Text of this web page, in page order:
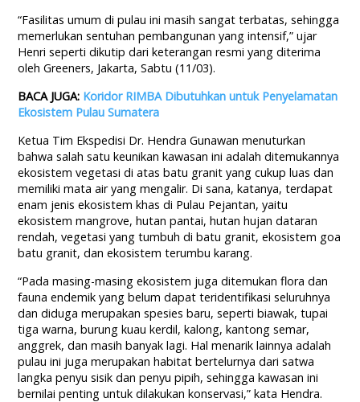
“Fasilitas umum di pulau ini masih sangat terbatas, sehingga
memerlukan sentuhan pembangunan yang intensif,” ujar
Henri seperti dikutip dari keterangan resmi yang diterima
oleh Greeners, Jakarta, Sabtu (11/03).
BACA JUGA: Koridor RIMBA Dibutuhkan untuk Penyelamatan
Ekosistem Pulau Sumatera
Ketua Tim Ekspedisi Dr. Hendra Gunawan menuturkan
bahwa salah satu keunikan kawasan ini adalah ditemukannya
ekosistem vegetasi di atas batu granit yang cukup luas dan
memiliki mata air yang mengalir. Di sana, katanya, terdapat
enam jenis ekosistem khas di Pulau Pejantan, yaitu
ekosistem mangrove, hutan pantai, hutan hujan dataran
rendah, vegetasi yang tumbuh di batu granit, ekosistem goa
batu granit, dan ekosistem terumbu karang.
“Pada masing-masing ekosistem juga ditemukan flora dan
fauna endemik yang belum dapat teridentifikasi seluruhnya
dan diduga merupakan spesies baru, seperti biawak, tupai
tiga warna, burung kuau kerdil, kalong, kantong semar,
anggrek, dan masih banyak lagi. Hal menarik lainnya adalah
pulau ini juga merupakan habitat bertelurnya dari satwa
langka penyu sisik dan penyu pipih, sehingga kawasan ini
bernilai penting untuk dilakukan konservasi,” kata Hendra.